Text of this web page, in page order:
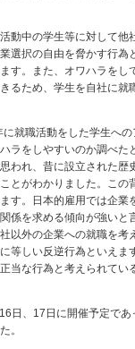
動中の学生等に対して他
選択の自由を脅かす行為
す。また、オワハラをし
るため、学生を自社に就
就職活動をした学生への
ラをしやすいのか調べた
われ、昔に設立された歴
とがわかりました。この
す。日本的雇用では企業
係を求める傾向が強いと
以外の企業への就職を考
等しい反逆行為といえま
当な行為と考えられてい
日、17日に開催予定で
。